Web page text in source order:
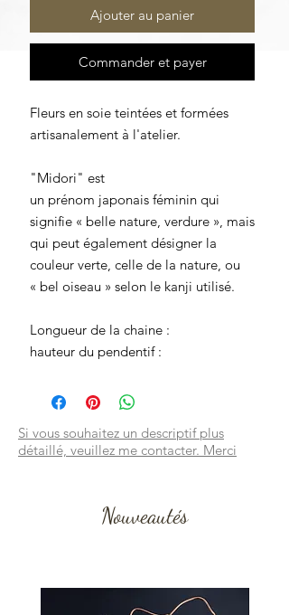
Ajouter au panier
Commander et payer
Fleurs en soie teintées et formées
artisanalement à l'atelier.
"Midori" est
un prénom japonais féminin qui
signifie « belle nature, verdure », mais
qui peut également désigner la
couleur verte, celle de la nature, ou
« bel oiseau » selon le kanji utilisé.
Longueur de la chaine :
hauteur du pendentif :
Si vous souhaitez un descriptif plus
détaillé, veuillez me contacter. Merci
Nouveautés